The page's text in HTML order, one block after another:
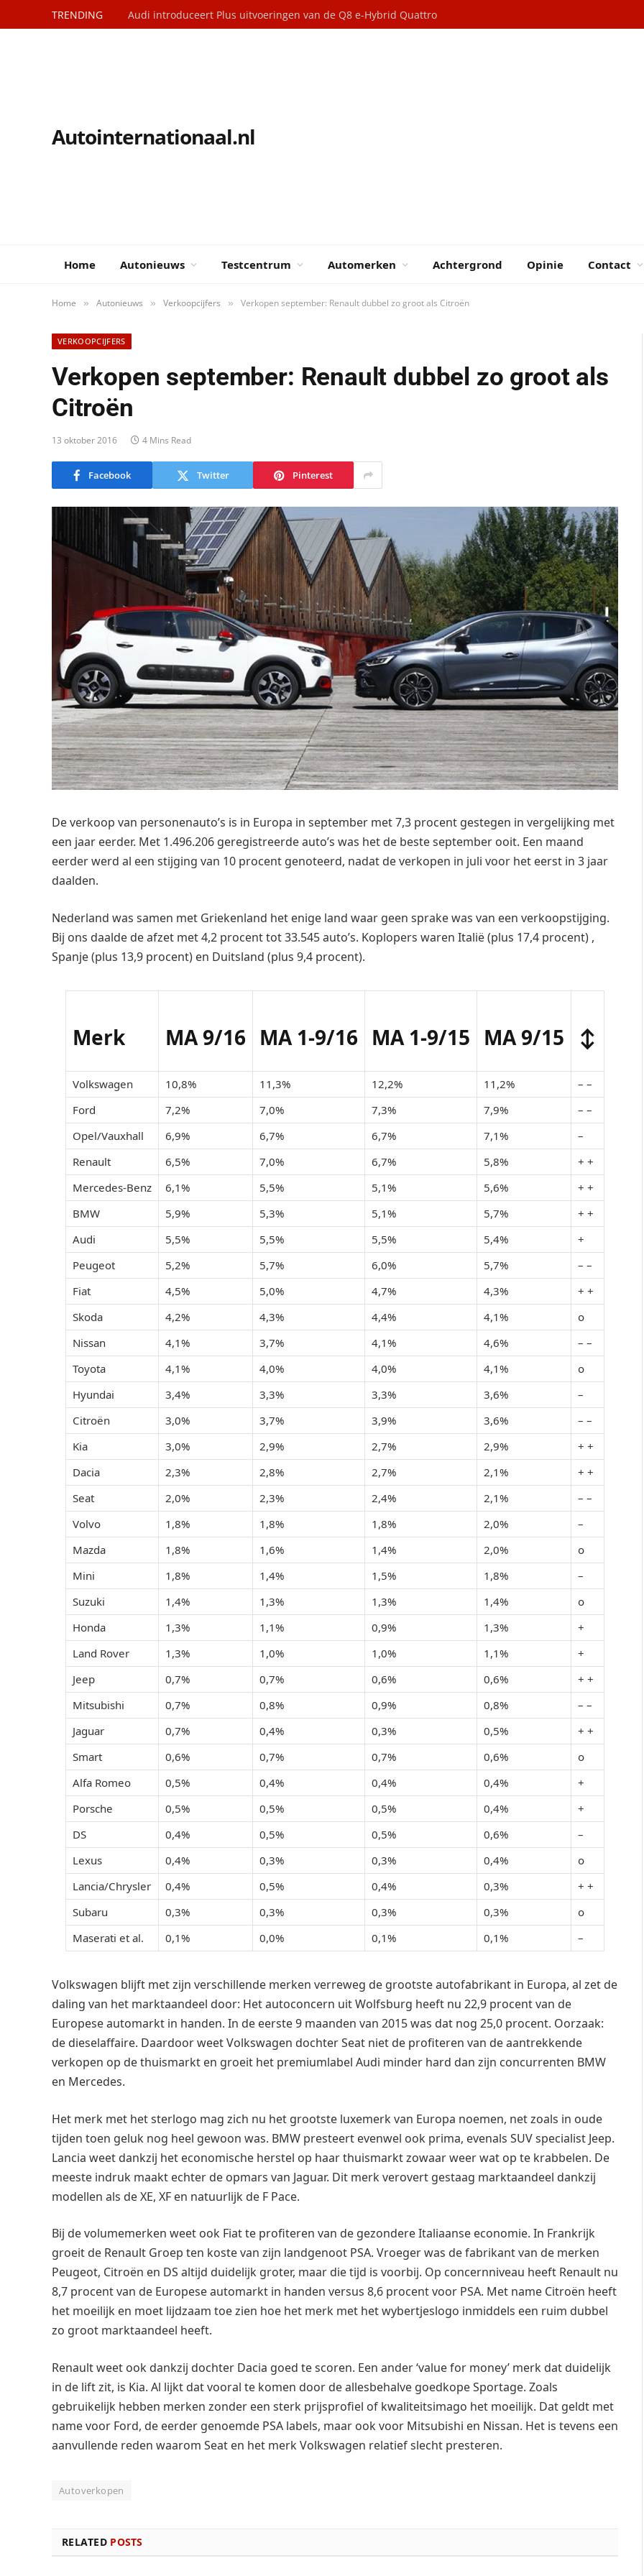
TRENDING Audi introduceert Plus uitvoeringen van de Q8 e-Hybrid Quattro
Autointernationaal.nl
Home Autonieuws Testcentrum Automerken Achtergrond Opinie Contact
Home » Autonieuws » Verkoopcijfers » Verkopen september: Renault dubbel zo groot als Citroën
VERKOOPCIJFERS
Verkopen september: Renault dubbel zo groot als
Citroën
13 oktober 2016 4 Mins Read
Facebook Twitter Pinterest
De verkoop van personenauto’s is in Europa in september met 7,3 procent gestegen in vergelijking met
een jaar eerder. Met 1.496.206 geregistreerde auto’s was het de beste september ooit. Een maand
eerder werd al een stijging van 10 procent genoteerd, nadat de verkopen in juli voor het eerst in 3 jaar
daalden.
Nederland was samen met Griekenland het enige land waar geen sprake was van een verkoopstijging.
Bij ons daalde de afzet met 4,2 procent tot 33.545 auto’s. Koplopers waren Italië (plus 17,4 procent) ,
Spanje (plus 13,9 procent) en Duitsland (plus 9,4 procent).
Merk MA 9/16 MA 1-9/16 MA 1-9/15 MA 9/15 ↕
Volkswagen 10,8% 11,3% 12,2% 11,2%
– –
Ford
7,2% 7,0% 7,3% 7,9%
– –
Opel/Vauxhall
6,9% 6,7% 6,7% 7,1%
–
Renault
6,5% 7,0% 6,7% 5,8%
+ +
Mercedes-Benz
6,1% 5,5% 5,1% 5,6%
+ +
BMW
5,9% 5,3% 5,1% 5,7%
+ +
Audi
5,5% 5,5% 5,5% 5,4%
+
Peugeot
5,2% 5,7% 6,0% 5,7%
– –
Fiat
4,5% 5,0% 4,7% 4,3%
+ +
Skoda
4,2% 4,3% 4,4% 4,1%
o
Nissan
4,1% 3,7% 4,1% 4,6%
– –
Toyota
4,1% 4,0% 4,0% 4,1%
o
Hyundai
3,4% 3,3% 3,3% 3,6%
–
Citroën
3,0% 3,7% 3,9% 3,6%
– –
Kia
3,0% 2,9% 2,7% 2,9%
+ +
Dacia
2,3% 2,8% 2,7% 2,1%
+ +
Seat
2,0% 2,3% 2,4% 2,1%
– –
Volvo
1,8% 1,8% 1,8% 2,0%
–
Mazda
1,8% 1,6% 1,4% 2,0%
o
Mini
1,8% 1,4% 1,5% 1,8%
–
Suzuki
1,4% 1,3% 1,3% 1,4%
o
Honda
1,3% 1,1% 0,9% 1,3%
+
Land Rover
1,3% 1,0% 1,0% 1,1%
+
Jeep
0,7% 0,7% 0,6% 0,6%
+ +
Mitsubishi
0,7% 0,8% 0,9% 0,8%
– –
Jaguar
0,7% 0,4% 0,3% 0,5%
+ +
Smart
0,6% 0,7% 0,7% 0,6%
o
Alfa Romeo
0,5% 0,4% 0,4% 0,4%
+
Porsche
0,5% 0,5% 0,5% 0,4%
+
DS
0,4% 0,5% 0,5% 0,6%
–
Lexus
0,4% 0,3% 0,3% 0,4%
o
Lancia/Chrysler
0,4% 0,5% 0,4% 0,3%
+ +
Subaru
0,3% 0,3% 0,3% 0,3%
o
Maserati et al.
0,1% 0,0% 0,1% 0,1% –
Volkswagen blijft met zijn verschillende merken verreweg de grootste autofabrikant in Europa, al zet de
daling van het marktaandeel door: Het autoconcern uit Wolfsburg heeft nu 22,9 procent van de
Europese automarkt in handen. In de eerste 9 maanden van 2015 was dat nog 25,0 procent. Oorzaak:
de dieselaffaire. Daardoor weet Volkswagen dochter Seat niet de profiteren van de aantrekkende
verkopen op de thuismarkt en groeit het premiumlabel Audi minder hard dan zijn concurrenten BMW
en Mercedes.
Het merk met het sterlogo mag zich nu het grootste luxemerk van Europa noemen, net zoals in oude
tijden toen geluk nog heel gewoon was. BMW presteert evenwel ook prima, evenals SUV specialist Jeep.
Lancia weet dankzij het economische herstel op haar thuismarkt zowaar weer wat op te krabbelen. De
meeste indruk maakt echter de opmars van Jaguar. Dit merk verovert gestaag marktaandeel dankzij
modellen als de XE, XF en natuurlijk de F Pace.
Bij de volumemerken weet ook Fiat te profiteren van de gezondere Italiaanse economie. In Frankrijk
groeit de Renault Groep ten koste van zijn landgenoot PSA. Vroeger was de fabrikant van de merken
Peugeot, Citroën en DS altijd duidelijk groter, maar die tijd is voorbij. Op concernniveau heeft Renault nu
8,7 procent van de Europese automarkt in handen versus 8,6 procent voor PSA. Met name Citroën heeft
het moeilijk en moet lijdzaam toe zien hoe het merk met het wybertjeslogo inmiddels een ruim dubbel
zo groot marktaandeel heeft.
Renault weet ook dankzij dochter Dacia goed te scoren. Een ander ‘value for money’ merk dat duidelijk
in de lift zit, is Kia. Al lijkt dat vooral te komen door de allesbehalve goedkope Sportage. Zoals
gebruikelijk hebben merken zonder een sterk prijsprofiel of kwaliteitsimago het moeilijk. Dat geldt met
name voor Ford, de eerder genoemde PSA labels, maar ook voor Mitsubishi en Nissan. Het is tevens een
aanvullende reden waarom Seat en het merk Volkswagen relatief slecht presteren.
Autoverkopen
RELATED POSTS